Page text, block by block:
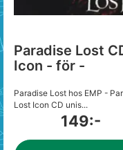
Paradise Lost
Icon - för -
Paradise Lost hos EMP -
Lost Icon CD unis...
149:-